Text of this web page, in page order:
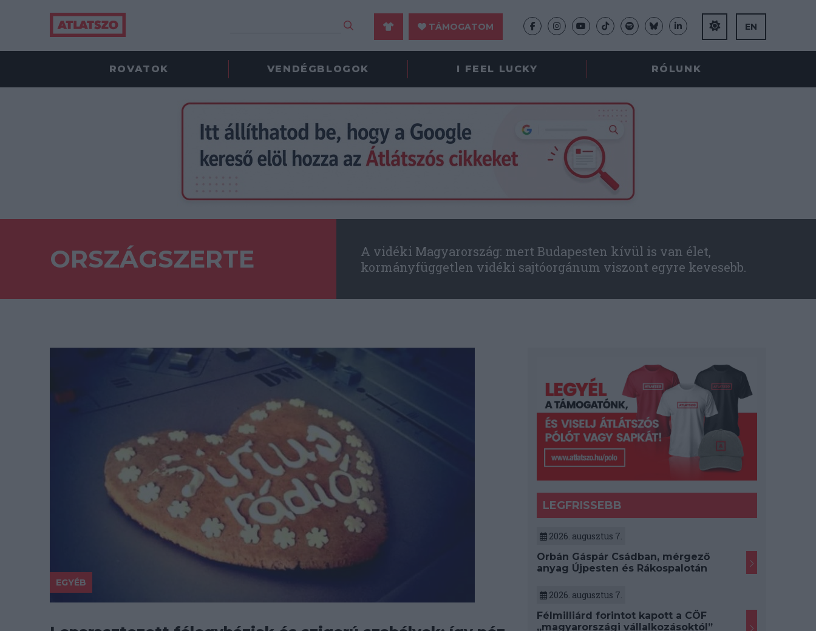
TÁMOGATOM EN
ROVATOK VENDÉGBLOGOK I FEEL LUCKY RÓLUNK
ORSZÁGSZERTE
A vidéki Magyarország: mert Budapesten kívül is van élet,
kormányfüggetlen vidéki sajtóorgánum viszont egyre kevesebb.
EGYÉB
LEGFRISSEBB
2026. augusztus 7.
Orbán Gáspár Csádban, mérgező
anyag Újpesten és Rákospalotán
2026. augusztus 7.
Félmilliárd forintot kapott a CÖF
„magyarországi vállalkozásoktól”